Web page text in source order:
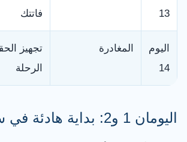
13
فاتتك
اليوم
14
المغادرة
تجهيز
الرحلة
اليومان 1 و2: بداية هادئة في سراييفو